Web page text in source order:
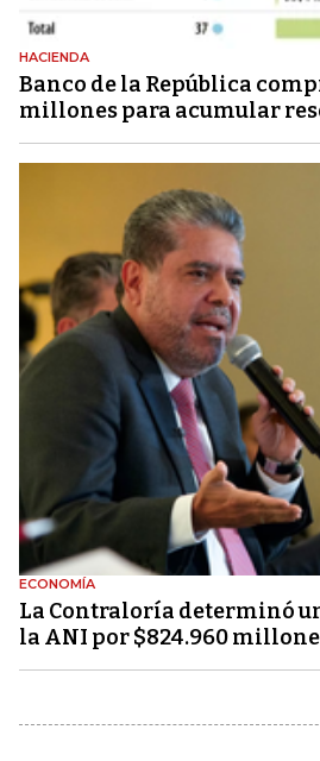
HACIENDA
Banco de la República
millones para acumular
ECONOMÍA
La Contraloría determinó
la ANI por $824.960